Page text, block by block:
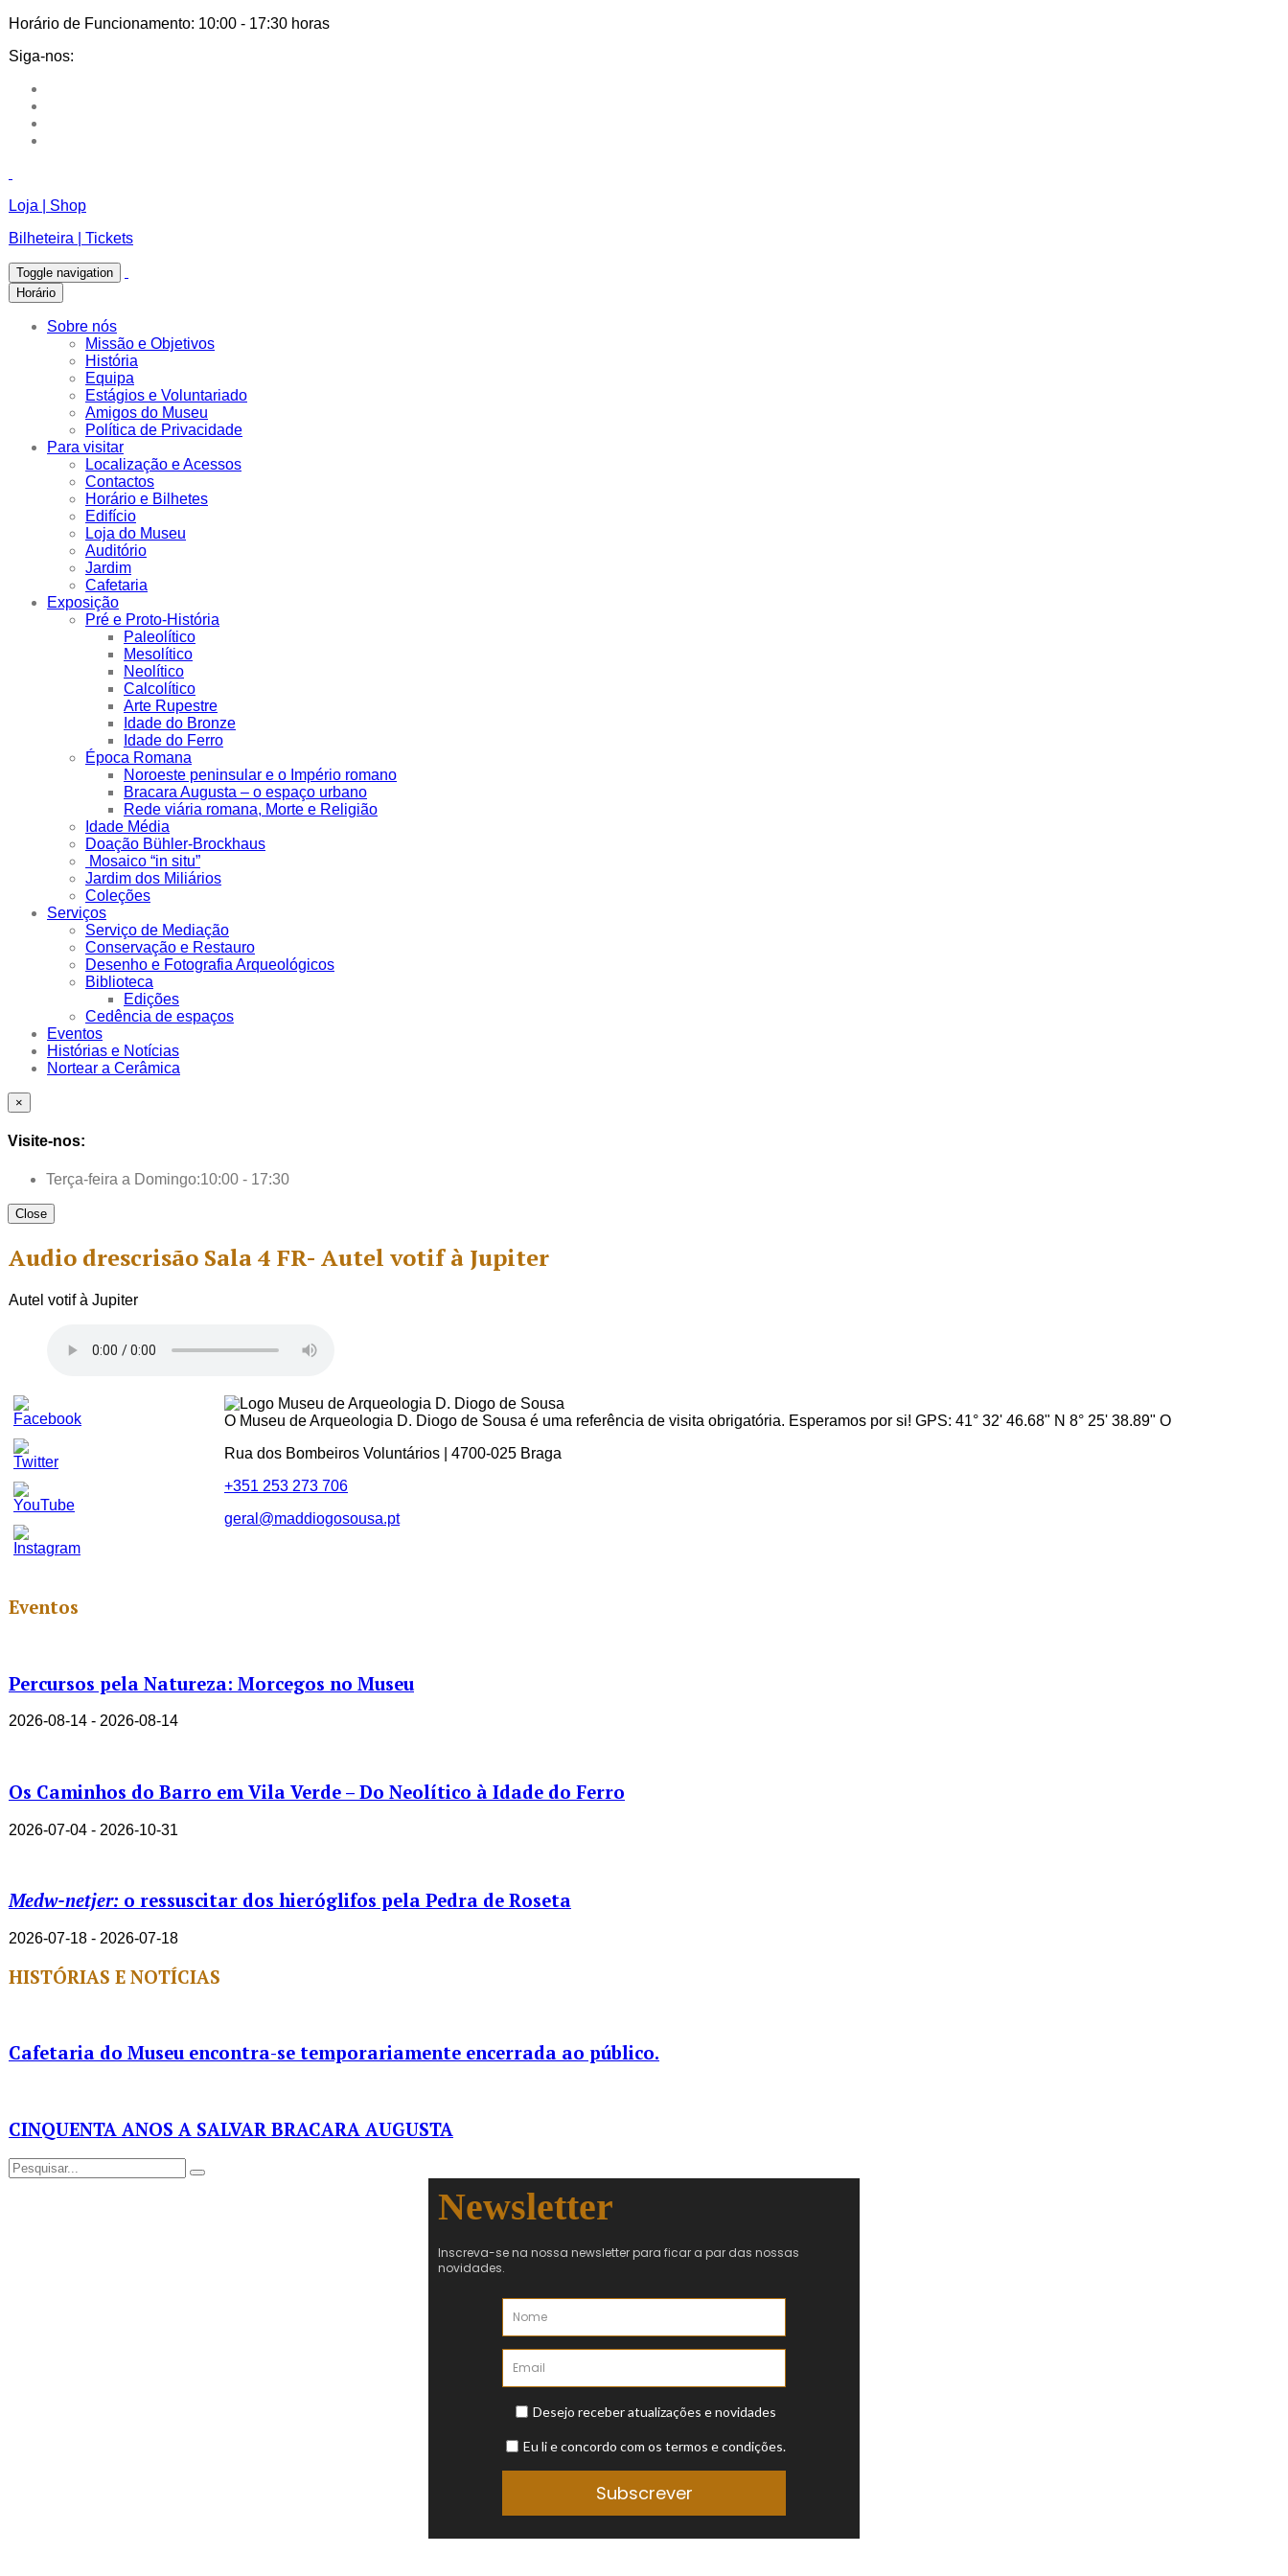
Horário de Funcionamento: 10:00 - 17:30 horas
Siga-nos:
Loja | Shop
Bilheteira | Tickets
Toggle navigation
Horário
Sobre nós
Missão e Objetivos
História
Equipa
Estágios e Voluntariado
Amigos do Museu
Política de Privacidade
Para visitar
Localização e Acessos
Contactos
Horário e Bilhetes
Edifício
Loja do Museu
Auditório
Jardim
Cafetaria
Exposição
Pré e Proto-História
Paleolítico
Mesolítico
Neolítico
Calcolítico
Arte Rupestre
Idade do Bronze
Idade do Ferro
Época Romana
Noroeste peninsular e o Império romano
Bracara Augusta – o espaço urbano
Rede viária romana, Morte e Religião
Idade Média
Doação Bühler-Brockhaus
Mosaico “in situ”
Jardim dos Miliários
Coleções
Serviços
Serviço de Mediação
Conservação e Restauro
Desenho e Fotografia Arqueológicos
Biblioteca
Edições
Cedência de espaços
Eventos
Histórias e Notícias
Nortear a Cerâmica
×
Visite-nos:
Terça-feira a Domingo:10:00 - 17:30
Close
Audio drescrisão Sala 4 FR- Autel votif à Jupiter
Autel votif à Jupiter
Set
Youtube
Channel
O Museu de Arqueologia D. Diogo de Sousa é uma referência de visita obrigatória. Esperamos por si! GPS: 41° 32' 46.68" N 8° 25' 38.89" O
Rua dos Bombeiros Voluntários | 4700-025 Braga
+351 253 273 706
geral@maddiogosousa.pt
Eventos
Percursos pela Natureza: Morcegos no Museu
2026-08-14 - 2026-08-14
Os Caminhos do Barro em Vila Verde – Do Neolítico à Idade do Ferro
2026-07-04 - 2026-10-31
Medw-netjer: o ressuscitar dos hieróglifos pela Pedra de Roseta
2026-07-18 - 2026-07-18
HISTÓRIAS E NOTÍCIAS
Cafetaria do Museu encontra-se temporariamente encerrada ao público.
CINQUENTA ANOS A SALVAR BRACARA AUGUSTA